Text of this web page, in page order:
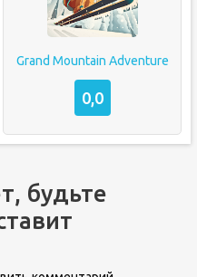
Grand Mountain Adventure
0,0
будьте